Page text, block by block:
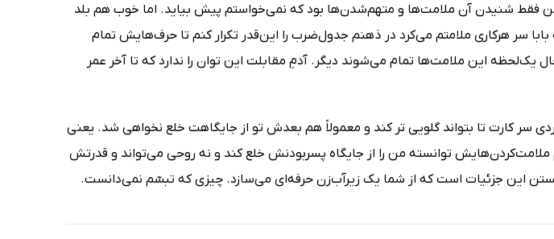
فقط شنیدن آن ملامت‌ها و متهم‌شدن‌ها بود که نمی‌خواستم پیش بیاید. اما خوب هم بلد
بابا سر هرکاری ملامتم می‌کرد در ذهنم جدول‌ضرب را این‌قدر تکرار کنم تا حرف‌هایش تمام
یک‌لحظه این ملامت‌ها تمام می‌شوند دیگر. آدمِ مقابلت این توان را ندارد که تا آخر عمر
سر کارت تا بتواند گلویی تر کند و معمولاً هم بعدش تو از جایگاهت خلع نخواهی شد. یعنی
ملامت‌کردن‌هایش توانسته من را از جایگاه پسربودنش خلع کند و نه روحی می‌تواند و قدرتش
دانستن این جزئیات است که از شما یک زیرآب‌زن حرفه‌ای می‌سازد. چیزی که تبسّم نمی‌دانست.